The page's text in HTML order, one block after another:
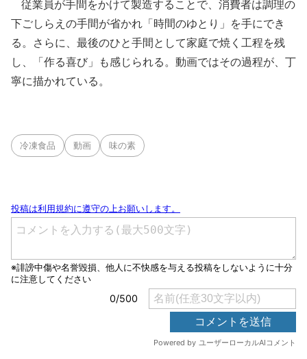
従業員が手間をかけて製造することで、消費者は調理の
下ごしらえの手間が省かれ「時間のゆとり」を手にでき
る。さらに、最後のひと手間として家庭で焼く工程を残
し、「作る喜び」も感じられる。動画ではその過程が、丁
寧に描かれている。
冷凍食品 動画 味の素